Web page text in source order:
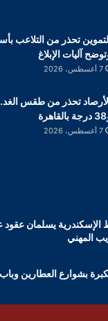
تحذر من التلاعب
آليات الإبلاغ
7 أغسطس، 2026
تحذر من طقس
7 أغسطس، 2026
يسلمان عقود
المهني
بشوارع العطارين